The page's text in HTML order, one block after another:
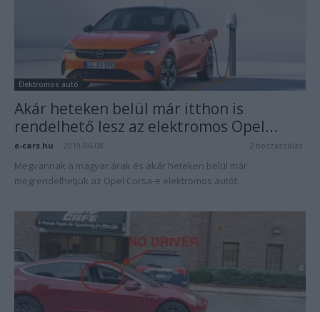
Elektromos autó
Akár heteken belül már itthon is
rendelhető lesz az elektromos Opel...
e-cars.hu 2019-06-08 2 hozzászólás
Megvannak a magyar árak és akár heteken belül már
megrendelhetjük az Opel Corsa-e elektromos autót.